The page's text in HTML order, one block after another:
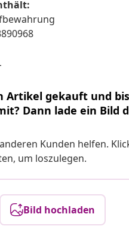
Artikel gekauft und
Dann lade ein Bild
Kunden helfen.
um loszulegen.
Bild hochladen